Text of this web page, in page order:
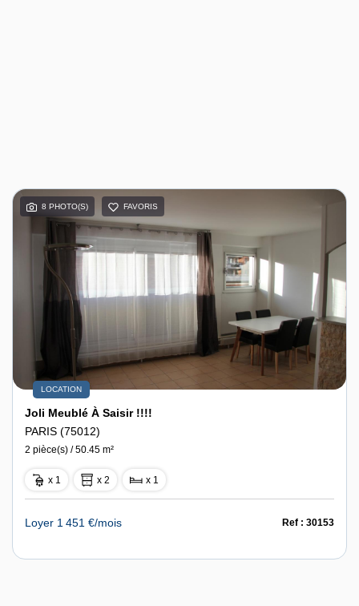
8 PHOTO(S) FAVORIS
LOCATION
Joli Meublé À Saisir !!!!
PARIS (75012)
2 pièce(s) / 50.45 m²
x 1 x 2 x 1
Loyer 1 451 €/mois Ref : 30153